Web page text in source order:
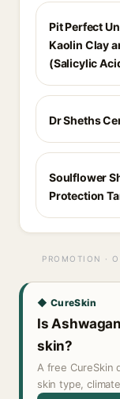
Pit Perfect
Kaolin Clay
(Salicylic
Dr Sheths
Soulflower
Protection
PROMOTION ·
◆ CureSkin
Is
skin?
A free CureSkin
skin type,